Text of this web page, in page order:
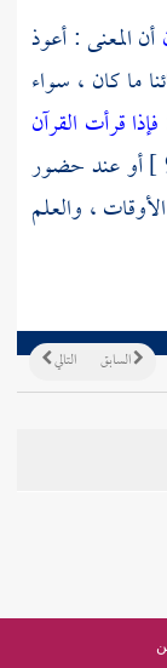
أن المعنى : أعوذ
ما كان ، سواء
فإذا قرأت القرآن
[ 16 \ 98 ] أو عند حضور
، والعلم
التالي السابق